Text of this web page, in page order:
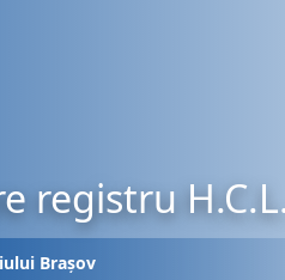
registru
Brașov